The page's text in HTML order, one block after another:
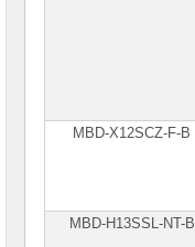
MBD-X12SCZ-F-B
MBD-H13SSL-NT-B